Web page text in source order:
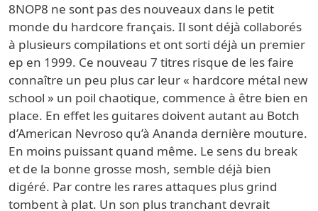
8NOP8 ne sont pas des nouveaux dans le petit
monde du hardcore français. Il sont déjà collaborés
à plusieurs compilations et ont sorti déjà un premier
ep en 1999. Ce nouveau 7 titres risque de les faire
connaître un peu plus car leur « hardcore métal new
school » un poil chaotique, commence à être bien en
place. En effet les guitares doivent autant au Botch
d’American Nevroso qu’à Ananda dernière mouture.
En moins puissant quand même. Le sens du break
et de la bonne grosse mosh, semble déjà bien
digéré. Par contre les rares attaques plus grind
tombent à plat. Un son plus tranchant devrait